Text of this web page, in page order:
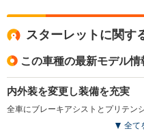
スターレットに関す
この車種の最新モデル情
内外装を変更し装備を充実
全て